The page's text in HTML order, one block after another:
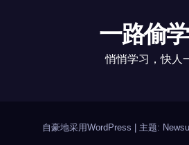
一路偷
悄悄学习，快人
自豪地采用WordPress 主题: